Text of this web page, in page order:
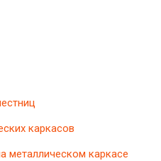
каркасов
металлическом каркасе